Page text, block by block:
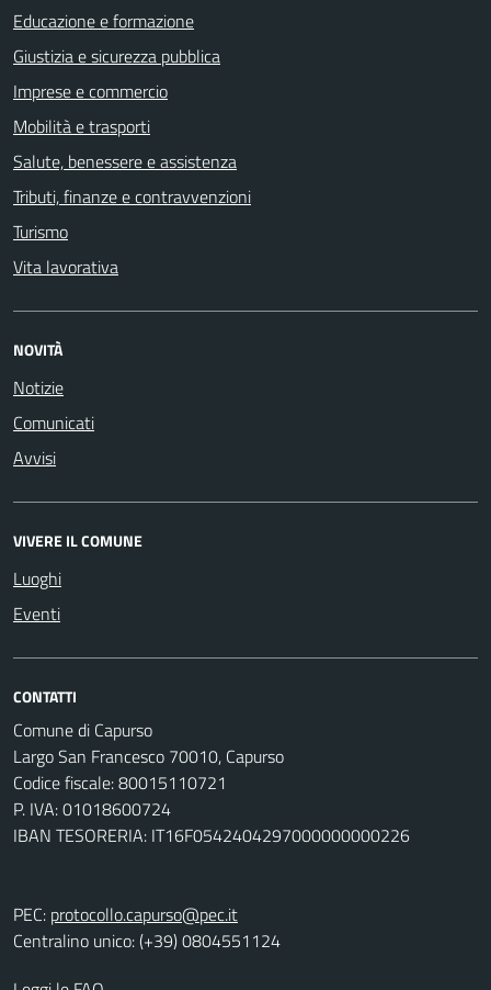
Educazione e formazione
Giustizia e sicurezza pubblica
Imprese e commercio
Mobilità e trasporti
Salute, benessere e assistenza
Tributi, finanze e contravvenzioni
Turismo
Vita lavorativa
NOVITÀ
Notizie
Comunicati
Avvisi
VIVERE IL COMUNE
Luoghi
Eventi
CONTATTI
Comune di Capurso
Largo San Francesco 70010, Capurso
Codice fiscale: 80015110721
P. IVA: 01018600724
IBAN TESORERIA: IT16F0542404297000000000226
PEC: protocollo.capurso@pec.it
Centralino unico: (+39) 0804551124